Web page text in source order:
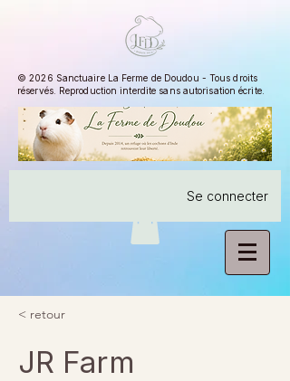
© 2026 Sanctuaire La Ferme de Doudou - Tous droits
réservés. Reproduction interdite sans autorisation écrite.
Se connecter
< retour
JR Farm